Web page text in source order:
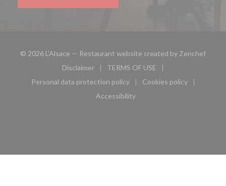
© 2026 L'Alsace — Restaurant website created by Zenchef
Disclaimer
((opens in a new window))
TERMS OF USE
((opens in a new window))
Personal data protection policy
((opens in a new window))
Cookies policy
((opens in a new
Accessibility
((opens in a new window))